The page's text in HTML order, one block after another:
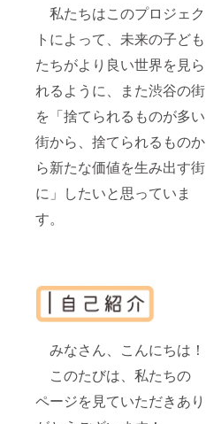
私たちはこのプロジェク
トによって、未来の子ども
たちがより良い世界を見ら
れるように、また渋谷の街
を「捨てられるものが多い
街から、捨てられるものか
ら新たな価値を生み出す街
に」したいと思っていま
す。
みなさん、こんにちは！
このたびは、私たちの
ページを見ていただきあり